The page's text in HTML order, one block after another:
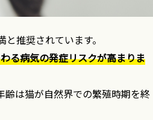
推奨されています。
る病気の発症リスクが高まりま
は猫が自然界での繁殖時期を終